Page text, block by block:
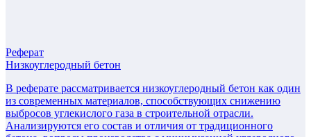
Реферат
Низкоуглеродный бетон
В реферате рассматривается низкоуглеродный бетон как один
из современных материалов, способствующих снижению
выбросов углекислого газа в строительной отрасли.
Анализируются его состав и отличия от традиционного